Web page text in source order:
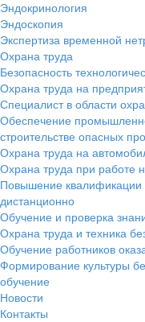
Эндокринология
Эндоскопия
Экспертиза временной
Охрана труда
Безопасность
Охрана труда на
Специалист в области
Обеспечение
строительстве опасных
Охрана труда на
Охрана труда при
Повышение квалификации
дистанционно
Обучение и проверка
Охрана труда и техника
Обучение работников
Формирование культуры
обучение
Новости
Контакты